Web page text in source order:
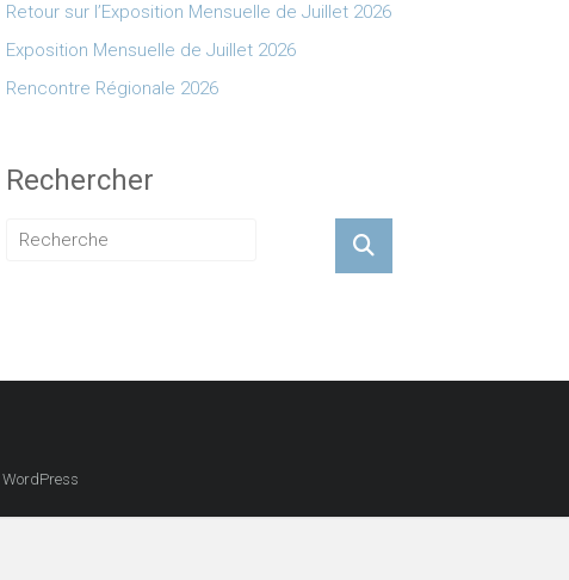
Retour sur l’Exposition Mensuelle de Juillet 2026
Exposition Mensuelle de Juillet 2026
Rencontre Régionale 2026
Rechercher
WordPress